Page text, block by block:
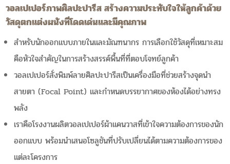
วอลเปเปอร์ภาพศิลปะปารีส สร้างความประทับใจให้ลูกค้าด้วย
วัสดุตกแต่งผนังที่โดดเด่นและมีคุณภาพ
สำหรับนักออกแบบภายในและมัณฑนากร การเลือกใช้วัสดุที่เหมาะสม
คือหัวใจสำคัญในการสร้างสรรค์พื้นที่ที่ตอบโจทย์ลูกค้า
วอลเปเปอร์สั่งพิมพ์ลายศิลปะปารีสเป็นเครื่องมือที่ช่วยสร้างจุดนำ
สายตา (Focal Point) และกำหนดบรรยากาศของห้องได้อย่างทรง
พลัง
เราคือโรงงานผลิตวอลเปเปอร์ผ้าแคนวาสที่เข้าใจความต้องการของนัก
ออกแบบ พร้อมนำเสนอโซลูชันที่ปรับเปลี่ยนได้ตามความต้องการของ
แต่ละโครงการ